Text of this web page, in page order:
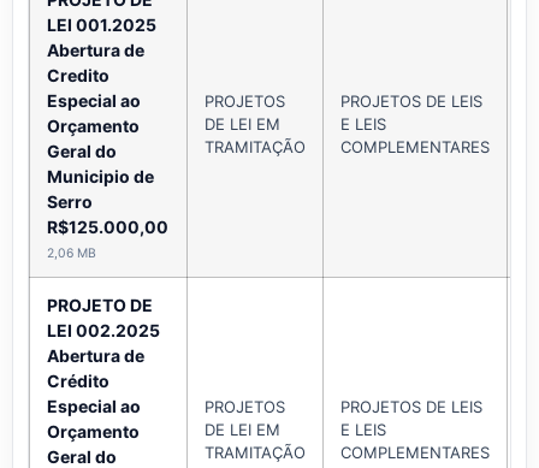
LEI 001.2025
Abertura de
Credito
Especial ao
Orçamento
Geral do
Municipio de
Serro
R$125.000,00
2,06 MB
PROJETOS
DE LEI EM
TRAMITAÇÃO
PROJETOS DE LEIS
E LEIS
COMPLEMENTARES
PROJETO DE
LEI 002.2025
Abertura de
Crédito
Especial ao
Orçamento
Geral do
PROJETOS
DE LEI EM
TRAMITAÇÃO
PROJETOS DE LEIS
E LEIS
COMPLEMENTARES